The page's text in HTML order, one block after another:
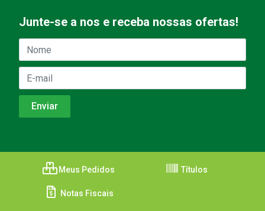
Junte-se a nos e receba nossas ofertas!
Meus Pedidos Títulos
Notas Fiscais